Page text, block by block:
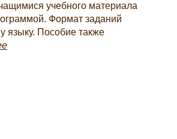
учебного материала
Формат заданий
языку. Пособие также